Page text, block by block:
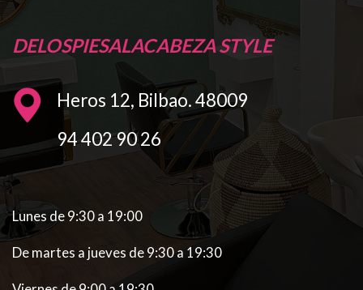
DELOSPIESALACABEZA STYLE
Heros 12, Bilbao. 48009
94 402 90 26
Lunes de 9:30 a 19:00
De martes a jueves de 9:30 a 19:30